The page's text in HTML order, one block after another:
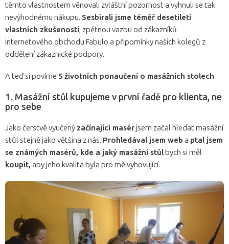
těmto vlastnostem věnovali zvláštní pozornost a vyhnuli se tak
nevýhodnému nákupu. Sesbírali jsme téměř desetiletí
vlastních zkušeností, zpětnou vazbu od zákazníků
internetového obchodu Fabulo a připomínky našich kolegů z
oddělení zákaznické podpory.
A teď si povíme 5 životních ponaučení o masážních stolech.
1. Masážní stůl kupujeme v první řadě pro klienta, ne
pro sebe
Jako čerstvě vyučený začínající masérjsem začal hledat masážní
stůl stejně jako většina z nás. Prohledával jsem web a ptal jsem
se známých masérů, kde a jaký masážní stůl bych si měl
koupit, aby jeho kvalita byla pro mě vyhovující.